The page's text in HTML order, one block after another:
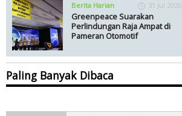
Berita Harian 31 Jul 2026
Greenpeace Suarakan
Perlindungan Raja Ampat di
Pameran Otomotif
Paling Banyak Dibaca